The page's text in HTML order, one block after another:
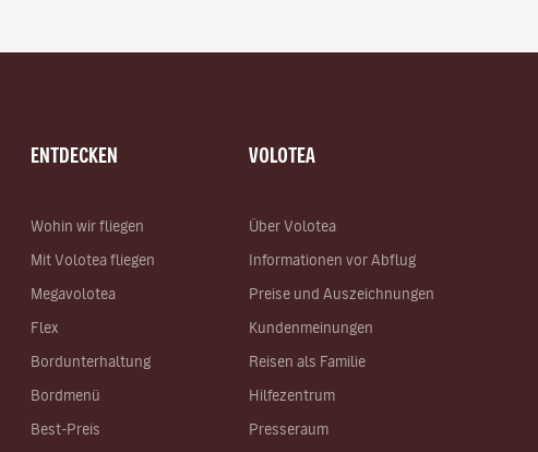
ENTDECKEN
Wohin wir fliegen
Mit Volotea fliegen
Megavolotea
Flex
Bordunterhaltung
Bordmenü
Best-Preis
VOLOTEA
Über Volotea
Informationen vor Abflug
Preise und Auszeichnungen
Kundenmeinungen
Reisen als Familie
Hilfezentrum
Presseraum